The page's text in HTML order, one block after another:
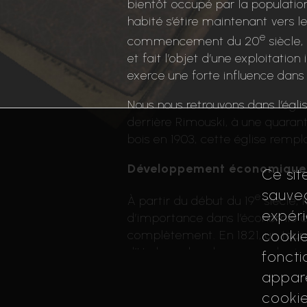
Ce
bientôt occupé par la
habité s’étire maintenant vers
commencement du 20e
et fait l’objet d’une
exerce une forte influence
Nous nous retrouvons dans
derrière Rimouski, à une
bois en 1903, cette église
Développement économique
À partir du début du 19e siècle,
d’importance dans l’économie
complètement. En 1821, un
d’Hudson absorbe sa grande
lors, le commerce profite
sont les principaux
qui prennent la relève pour